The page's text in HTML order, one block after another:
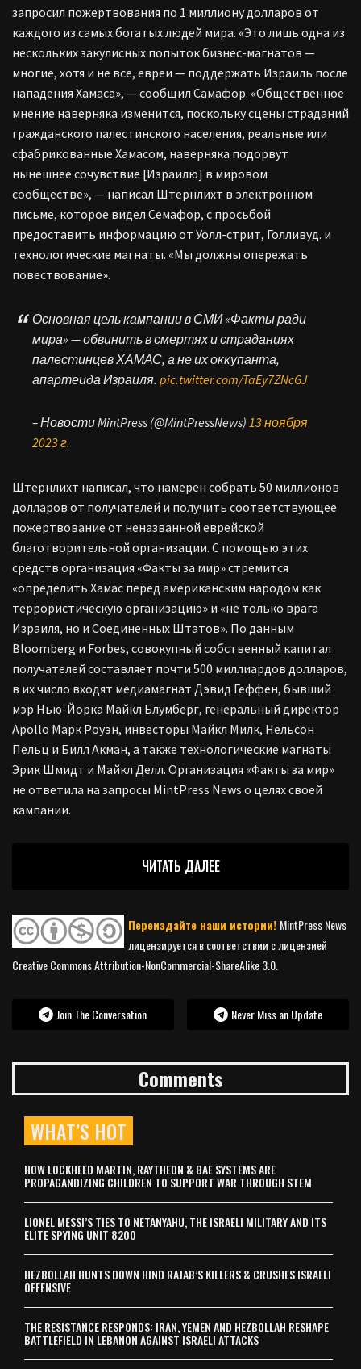
запросил пожертвования по 1 миллиону долларов от
каждого из самых богатых людей мира. «Это лишь одна из
нескольких закулисных попыток бизнес-магнатов —
многие, хотя и не все, евреи — поддержать Израиль после
нападения Хамаса», — сообщил Самафор. «Общественное
мнение наверняка изменится, поскольку сцены страданий
гражданского палестинского населения, реальные или
сфабрикованные Хамасом, наверняка подорвут
нынешнее сочувствие [Израилю] в мировом
сообществе», — написал Штернлихт в электронном
письме, которое видел Семафор, с просьбой
предоставить информацию от Уолл-стрит, Голливуд. и
технологические магнаты. «Мы должны опережать
повествование».
Основная цель кампании в СМИ «Факты ради
мира» — обвинить в смертях и страданиях
палестинцев ХАМАС, а не их оккупанта,
апартеида Израиля. pic.twitter.com/TaEy7ZNcGJ
– Новости MintPress (@MintPressNews) 13 ноября
2023 г.
Штернлихт написал, что намерен собрать 50 миллионов
долларов от получателей и получить соответствующее
пожертвование от неназванной еврейской
благотворительной организации. С помощью этих
средств организация «Факты за мир» стремится
«определить Хамас перед американским народом как
террористическую организацию» и «не только врага
Израиля, но и Соединенных Штатов». По данным
Bloomberg и Forbes, совокупный собственный капитал
получателей составляет почти 500 миллиардов долларов,
в их число входят медиамагнат Дэвид Геффен, бывший
мэр Нью-Йорка Майкл Блумберг, генеральный директор
Apollo Марк Роуэн, инвесторы Майкл Милк, Нельсон
Пельц и Билл Акман, а также технологические магнаты
Эрик Шмидт и Майкл Делл. Организация «Факты за мир»
не ответила на запросы MintPress News о целях своей
кампании.
ЧИТАТЬ ДАЛЕЕ
Переиздайте наши истории! MintPress News
лицензируется в соответствии с лицензией
Creative Commons Attribution-NonCommercial-ShareAlike 3.0.
Join The Conversation Never Miss an Update
Comments
WHAT’S HOT
HOW LOCKHEED MARTIN, RAYTHEON & BAE SYSTEMS ARE
PROPAGANDIZING CHILDREN TO SUPPORT WAR THROUGH STEM
LIONEL MESSI’S TIES TO NETANYAHU, THE ISRAELI MILITARY AND ITS
ELITE SPYING UNIT 8200
HEZBOLLAH HUNTS DOWN HIND RAJAB’S KILLERS & CRUSHES ISRAELI
OFFENSIVE
THE RESISTANCE RESPONDS: IRAN, YEMEN AND HEZBOLLAH RESHAPE
BATTLEFIELD IN LEBANON AGAINST ISRAELI ATTACKS